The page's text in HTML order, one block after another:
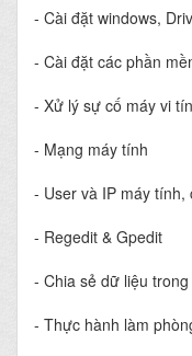
- Cài đặt windows,
- Cài đặt các phần
- Xử lý sự cố máy vi
- Mạng máy tính
- User và IP máy
- Regedit & Gpedit
- Chia sẻ dữ liệu
- Thực hành làm